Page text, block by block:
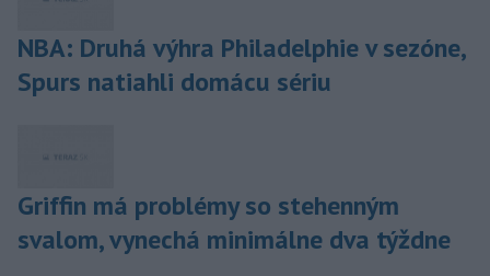
NBA: Druhá výhra Philadelphie v sezóne,
Spurs natiahli domácu sériu
Griffin má problémy so stehenným
svalom, vynechá minimálne dva týždne